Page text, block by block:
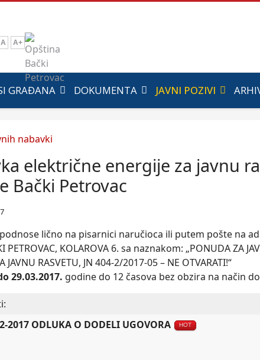
A A+
GRAĐANA DOKUMENTA JAVNI POZIVI
električne energije za javnu
Bački Petrovac
lično na pisarnici naručioca ili putem pošte na
PETROVAC, KOLAROVA 6. sa naznakom: „PONUDA ZA
JAVNU RASVETU, JN 404-2/2017-05 – NE OTVARATI!“
29.03.2017. godine do 12 časova bez obzira na način
2017 ODLUKA O DODELI UGOVORA
HOT